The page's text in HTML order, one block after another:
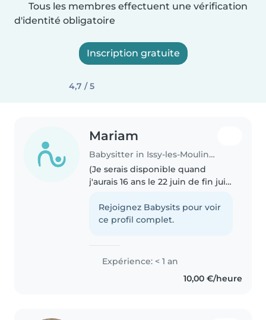
Tous les membres effectuent une vérification
d'identité obligatoire
Inscription gratuite
4,7 / 5
Mariam
Babysitter in Issy-les-Moulineaux
(Je serais disponible quand
j'aurais 16 ans le 22 juin de fin juin
près) Je m'appelle Mariam j'ai 15
ans et je suis en seconde au
Rejoignez Babysits pour voir
ce profil complet.
Expérience: < 1 an
10,00 €/heure